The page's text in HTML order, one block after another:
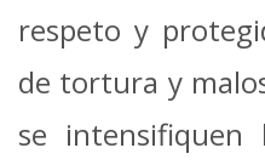
respeto y
de tortura y
se intensifiquen